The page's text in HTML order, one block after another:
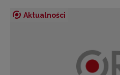
Aktualności